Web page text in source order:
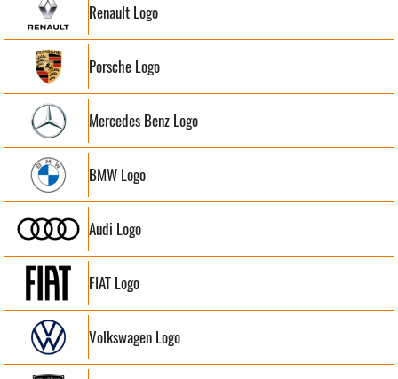
Renault Logo
Porsche Logo
Mercedes Benz Logo
BMW Logo
Audi Logo
FIAT Logo
Volkswagen Logo